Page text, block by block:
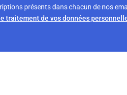
présents dans chacun de nos
traitement de vos données